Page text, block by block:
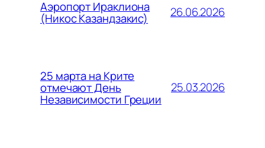
Аэропорт Ираклиона
(Никос Казандзакис) 26.06.2026
25 марта на Крите
отмечают День
Независимости Греции
25.03.2026